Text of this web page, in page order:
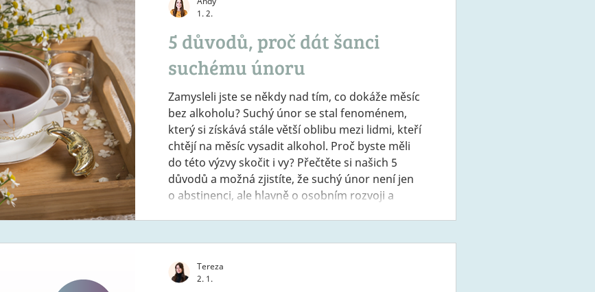
5 důvodů, proč dát šanci
suchému únoru
Zamysleli jste se někdy nad tím, co dokáže měsíc
bez alkoholu? Suchý únor se stal fenoménem,
který si získává stále větší oblibu mezi lidmi, kteří
chtějí na měsíc vysadit alkohol. Proč byste měli
do této výzvy skočit i vy? Přečtěte si našich 5
důvodů a možná zjistíte, že suchý únor není jen
o abstinenci, ale hlavně o osobním rozvoji a
kvalitu spánku. Když si dáte pauzu, vaše tělo dos
1. 2.
Tereza
2. 1.